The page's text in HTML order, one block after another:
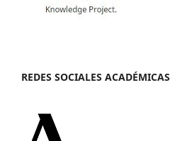
REDES SOCIALES ACADÉMICAS